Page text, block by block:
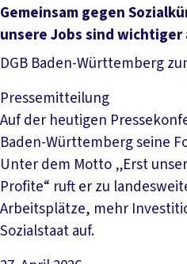
Artikel lesen
Gemeinsam gegen
unsere Jobs sind
DGB Baden-Württemberg
Pressemitteilung
Auf der heutigen
Baden-Württemberg seine
Unter dem Motto „Erst
Profite“ ruft er zu
Arbeitsplätze, mehr
Sozialstaat auf.